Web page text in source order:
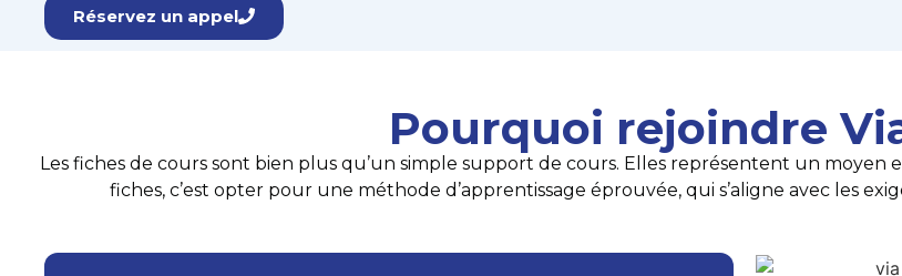
Réservez un appel
Pourquoi rejoindre
Les fiches de cours sont bien plus qu’un simple support de cours. Elles représentent un moyen
fiches, c’est opter pour une méthode d’apprentissage éprouvée, qui s’aligne avec les